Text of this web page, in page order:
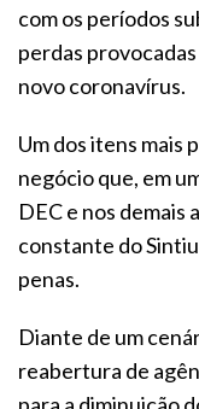
com os períodos
perdas
novo coronavírus.
Um dos itens mais
negócio que, em
DEC e nos demais
constante do
penas.
Diante de um
reabertura de